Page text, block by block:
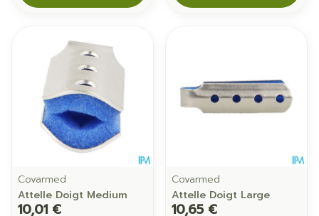
Covarmed
Attelle Doigt Medium
10,01 €
Covarmed
Attelle Doigt Large
10,65 €